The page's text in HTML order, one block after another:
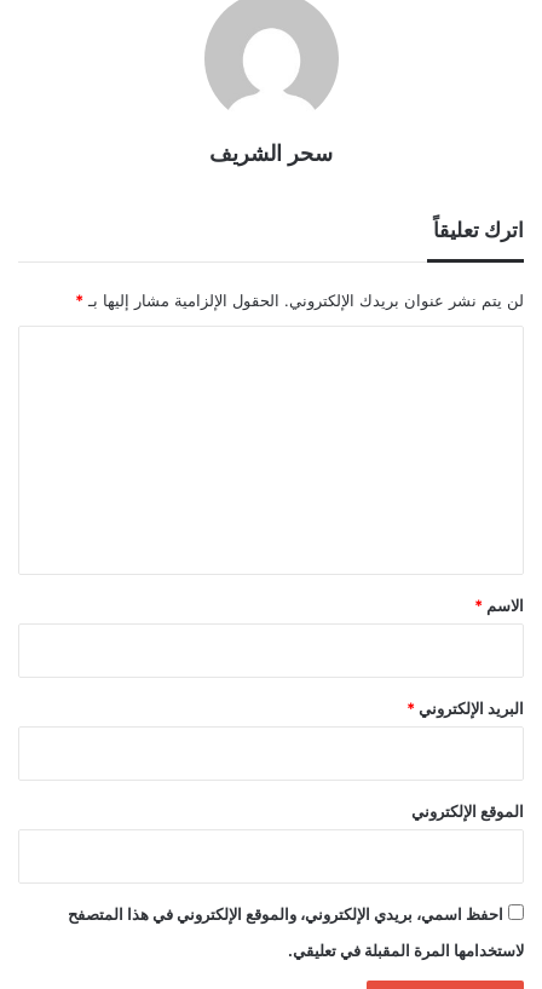
سحر الشريف
اترك تعليقاً
لن يتم نشر عنوان بريدك الإلكتروني. الحقول الإلزامية مشار إليها بـ *
*
الاسم *
البريد الإلكتروني *
الموقع الإلكتروني
احفظ اسمي، بريدي الإلكتروني، والموقع الإلكتروني في هذا المتصفح
لاستخدامها المرة المقبلة في تعليقي.